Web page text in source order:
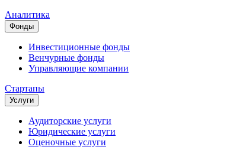
Аналитика
Фонды
Инвестиционные фонды
Венчурные фонды
Управляющие компании
Стартапы
Услуги
Аудиторские услуги
Юридические услуги
Оценочные услуги